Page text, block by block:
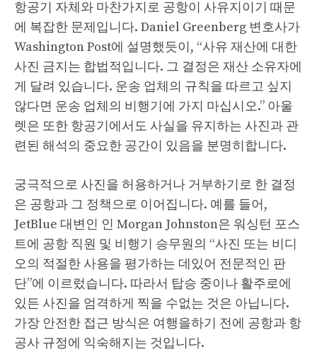
항공기 자체와 마찬가지로 공항이 사유지이기 때문
에 복잡한 문제입니다. Daniel Greenberg 변호사가
Washington Post에 설명했듯이, “사유 재산에 대한
사진 금지는 합법적입니다. 그 결정은 재산 소유자에
게 달려 있습니다. 운송 업체의 규칙을 따르고 싶지
않다면 운송 업체의 비행기에 가지 마십시오.” 아울
렛은 또한 항공기에서도 사실을 유지하는 사진과 관
련된 해석의 중요한 공간이 있음을 분명히합니다.
궁극적으로 사진을 허용하거나 거부하기로 한 결정
은 공항과 그 정책으로 이어집니다. 예를 들어,
JetBlue 대변인 인 Morgan Johnston은 워싱턴 포스
트에 공항 직원 및 비행기 승무원의 “사진 또는 비디
오의 적절한 사용을 평가하는 데있어 전문적인 판
단”에 이르렀습니다. 따라서 탑승 중이나 활주로에
있든 사진을 엄격하게 찍을 수없는 것은 아닙니다.
가장 안전한 접근 방식은 여행을하기 전에 공항과 항
공사 규정에 익숙해지는 것입니다.